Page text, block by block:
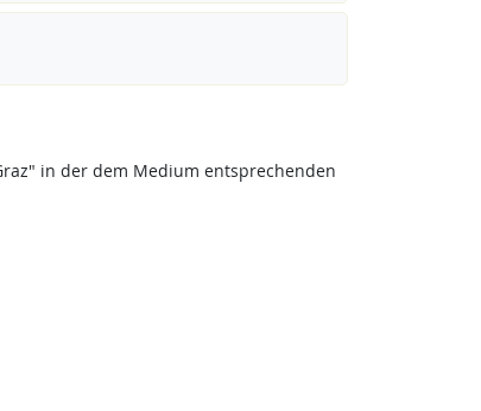
in der dem Medium entsprechenden